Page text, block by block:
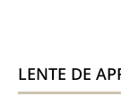
LENTE DE